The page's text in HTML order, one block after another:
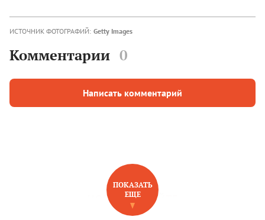
ИСТОЧНИК ФОТОГРАФИЙ: Getty Images
Комментарии 0
Написать комментарий
НОВОЕ НА САЙТЕ
ПОКАЗАТЬ
ЕЩЕ